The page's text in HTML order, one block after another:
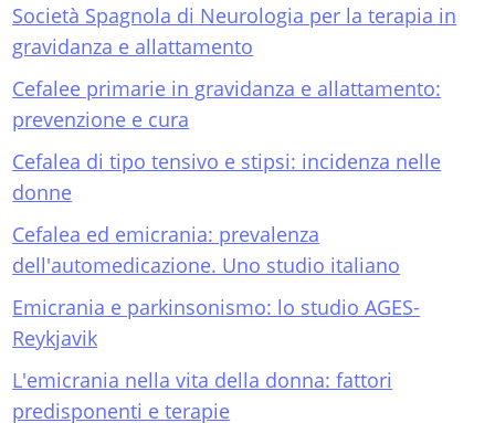
Società Spagnola di Neurologia per la terapia in
gravidanza e allattamento
Cefalee primarie in gravidanza e allattamento:
prevenzione e cura
Cefalea di tipo tensivo e stipsi: incidenza nelle
donne
Cefalea ed emicrania: prevalenza
dell'automedicazione. Uno studio italiano
Emicrania e parkinsonismo: lo studio AGES-
Reykjavik
L'emicrania nella vita della donna: fattori
predisponenti e terapie